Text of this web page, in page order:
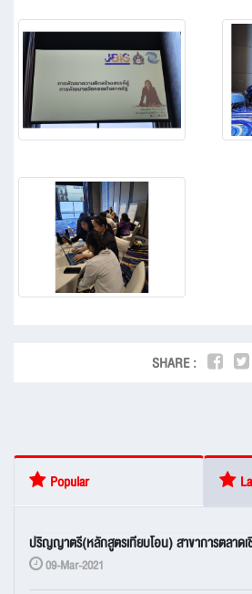
SHARE :
Popular
ปริญญาตรี(หลักสูตรเทียบโอน) สาขาการตลาดเ
09-Mar-2021